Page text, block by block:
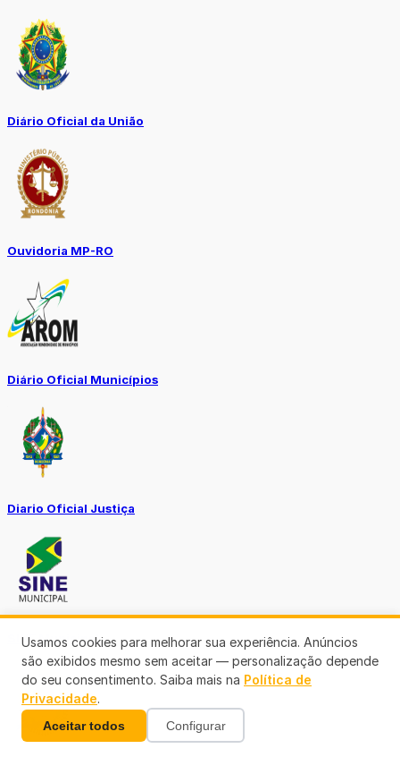
Diário Oficial da União
Ouvidoria MP-RO
Diário Oficial Municípios
Diario Oficial Justiça
SINE Municipal
Usamos cookies para melhorar sua experiência. Anúncios
são exibidos mesmo sem aceitar — personalização depende
do seu consentimento. Saiba mais na Política de
Privacidade.
Aceitar todos Configurar